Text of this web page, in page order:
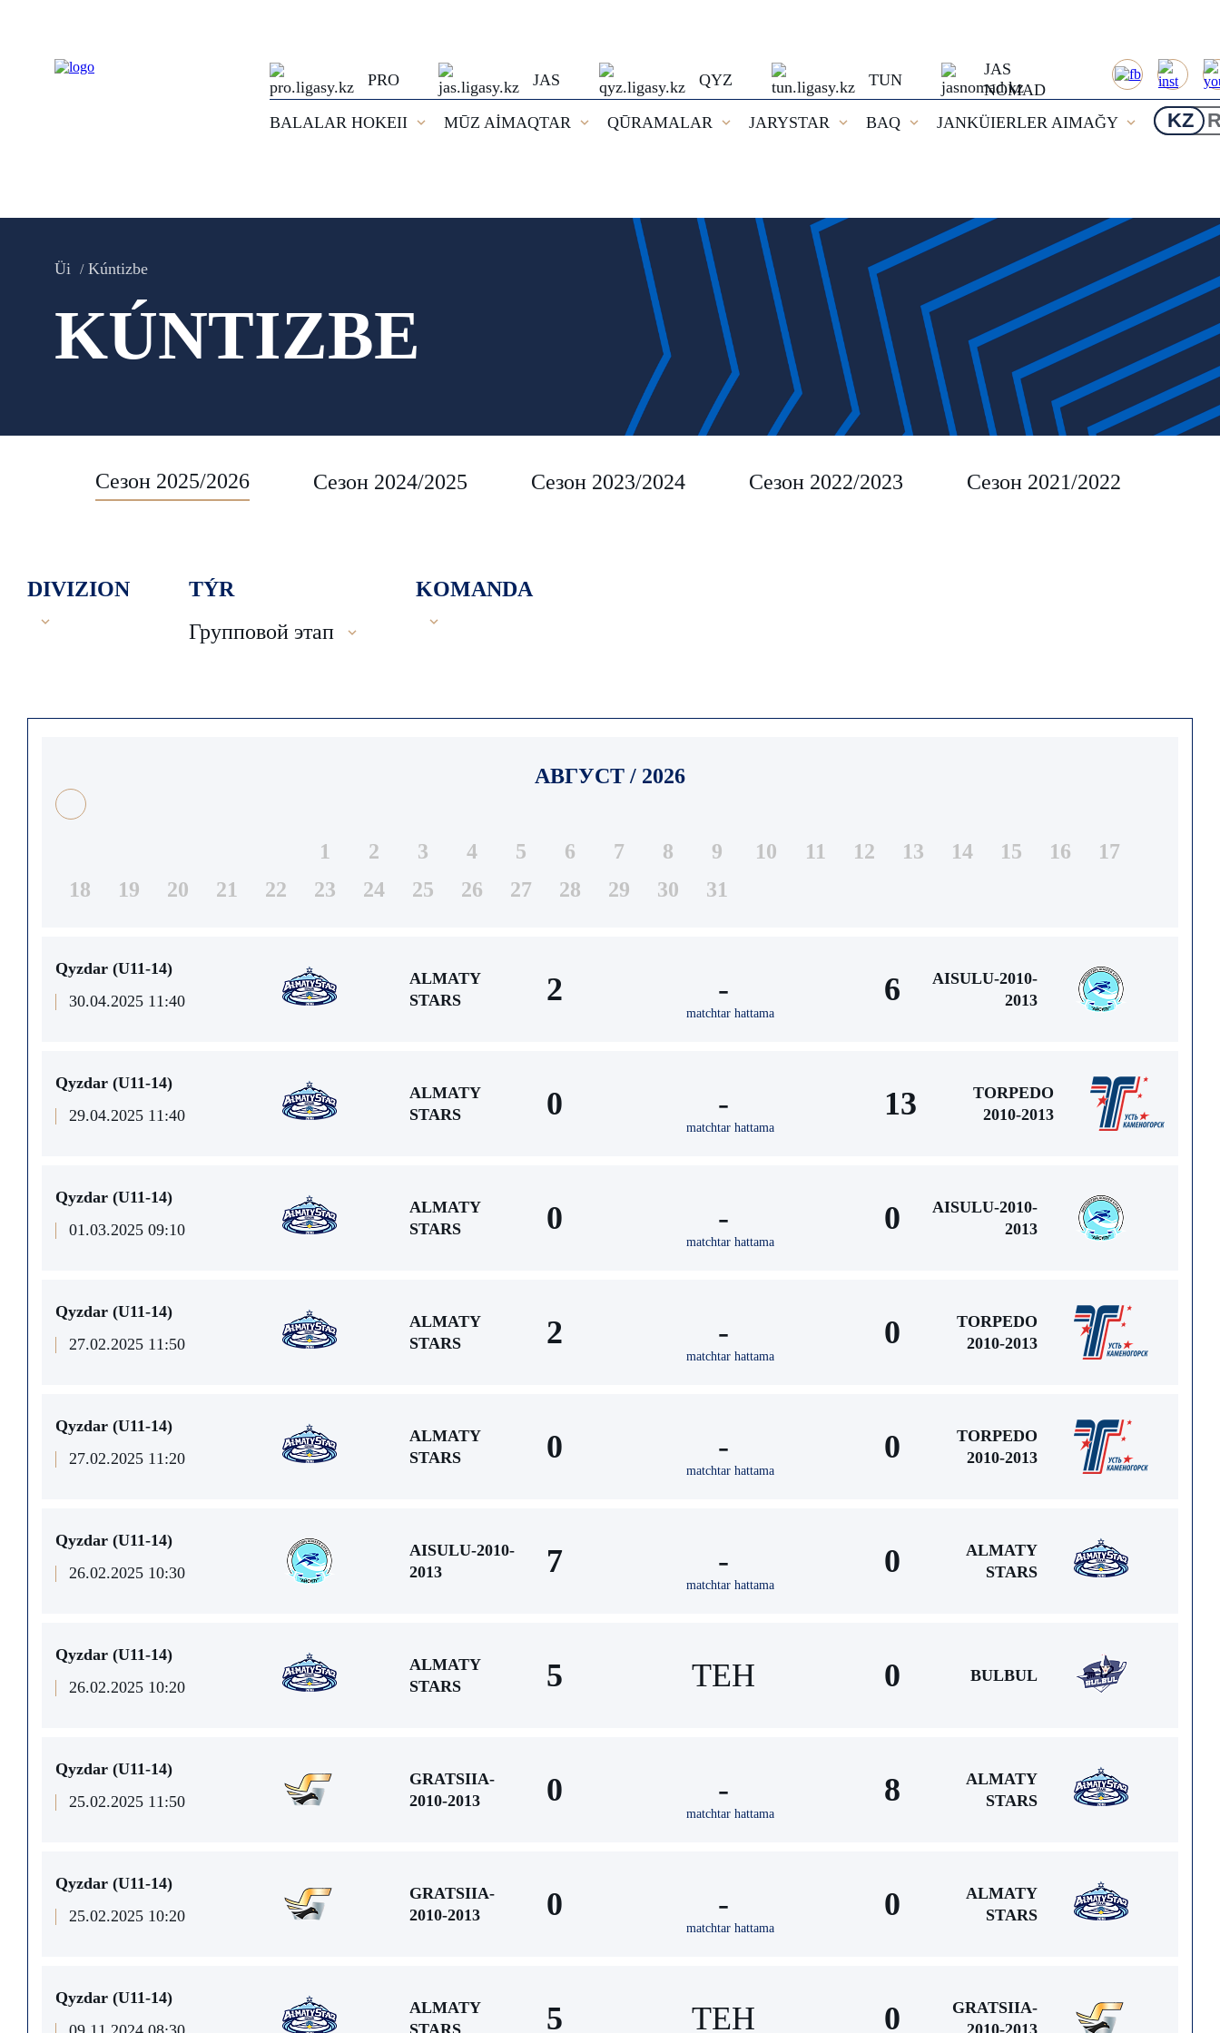
PRO JAS QYZ TUN
JAS
NOMAD
BALALAR HOKEII
MŪZ AİMAQTAR QŪRAMALAR JARYSTAR BAQ JANKÜIERLER AIMAĞY KZ
Üi Kúntizbe
KÚNTIZBE
Сезон 2025/2026 Сезон 2024/2025 Сезон 2023/2024 Сезон 2022/2023 Сезон 2021/2022
DIVIZION
TÝR
Групповой этап
KOMANDA
АВГУСТ / 2026
1 2 3 4 5 6 7 8 9 10 11 12 13 14 15 16
17
18
19 20 21 22 23 24 25 26 27 28 29 30 31
Qyzdar (U11-14)
30.04.2025 11:40
ALMATY
STARS
2 -
matchtar hattama
6
AISULU-2010-
2013
Qyzdar (U11-14)
29.04.2025 11:40
ALMATY
STARS
0 -
matchtar hattama
13
TORPEDO
2010-2013
Qyzdar (U11-14)
01.03.2025 09:10
ALMATY
STARS
0 -
matchtar hattama
0
AISULU-2010-
2013
Qyzdar (U11-14)
27.02.2025 11:50
ALMATY
STARS
2 -
matchtar hattama
0
TORPEDO
2010-2013
Qyzdar (U11-14)
27.02.2025 11:20
ALMATY
STARS
0 -
matchtar hattama
0
TORPEDO
2010-2013
Qyzdar (U11-14)
26.02.2025 10:30
AISULU-2010-
2013
7 -
matchtar hattama
0
ALMATY
STARS
Qyzdar (U11-14)
26.02.2025 10:20
ALMATY
STARS
5 TEH 0 BULBUL
Qyzdar (U11-14)
25.02.2025 11:50
GRATSIIA-
2010-2013
0 -
matchtar hattama
8
ALMATY
STARS
Qyzdar (U11-14)
25.02.2025 10:20
GRATSIIA-
2010-2013
0 -
matchtar hattama
0
ALMATY
STARS
Qyzdar (U11-14)
ALMATY
STARS
5 TEH 0
GRATSIIA-
2010-2013